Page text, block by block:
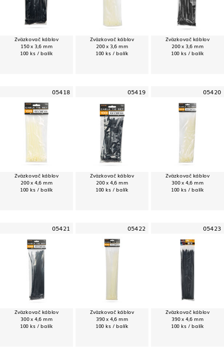
Zväzkovač káblov
150 x 3,6 mm
100 ks / balík
Zväzkovač káblov
200 x 3,6 mm
100 ks / balík
Zväzkovač káblov
200 x 3,6 mm
100 ks / balík
05418
Zväzkovač káblov
200 x 4,6 mm
100 ks / balík
05419
Zväzkovač káblov
200 x 4,6 mm
100 ks / balík
05420
Zväzkovač káblov
300 x 4,6 mm
100 ks / balík
05421
Zväzkovač káblov
300 x 4,6 mm
100 ks / balík
05422
Zväzkovač káblov
390 x 4,6 mm
100 ks / balík
05423
Zväzkovač káblov
390 x 4,6 mm
100 ks / balík